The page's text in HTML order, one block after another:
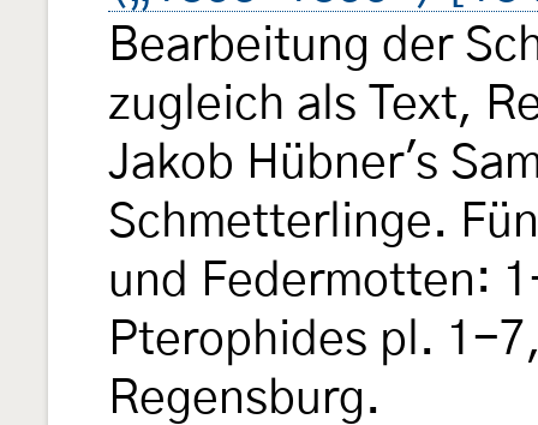
Bearbeitung der
zugleich als Text,
Jakob Hübner's
Schmetterlinge.
und Federmotten:
Pterophides pl. 1-
Regensburg.